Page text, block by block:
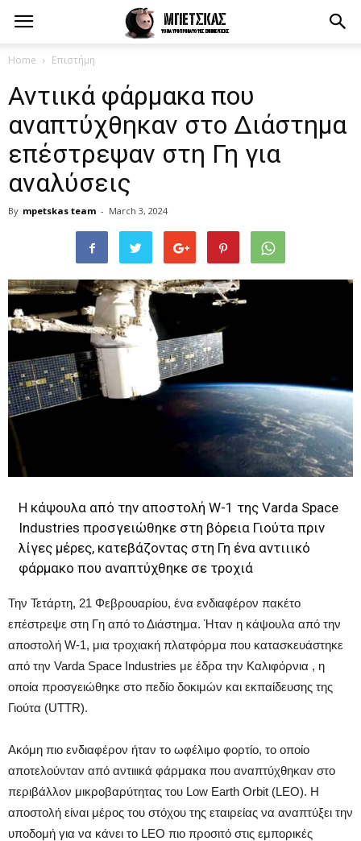
Home Επιστήμη
Αντιικά φάρμακα που
αναπτύχθηκαν στο Διάστημα
επέστρεψαν στη Γη για
αναλύσεις
By mpetskas team - March 3, 2024
Η κάψουλα από την αποστολή W-1 της Varda Space
Industries προσγειώθηκε στη βόρεια Γιούτα πριν
λίγες μέρες, κατεβάζοντας στη Γη ένα αντιιικό
φάρμακο που αναπτύχθηκε σε τροχιά
Την Τετάρτη, 21 Φεβρουαρίου, ένα ενδιαφέρον πακέτο
επέστρεψε στη Γη από το Διάστημα. Ήταν η κάψουλα από την
αποστολή W-1, μια τροχιακή πλατφόρμα που κατασκευάστηκε
από την Varda Space Industries με έδρα την Καλιφόρνια , η
οποία προσγειώθηκε στο πεδίο δοκιμών και εκπαίδευσης της
Γιούτα (UTTR).
Ακόμη πιο ενδιαφέρον ήταν το ωφέλιμο φορτίο, το οποίο
αποτελούνταν από αντιιικά φάρμακα που αναπτύχθηκαν στο
περιβάλλον μικροβαρύτητας του Low Earth Orbit (LEO). Η
αποστολή είναι μέρος του στόχου της εταιρείας να αναπτύξει την
υποδομή για να κάνει το LEO πιο προσιτό στις εμπορικές